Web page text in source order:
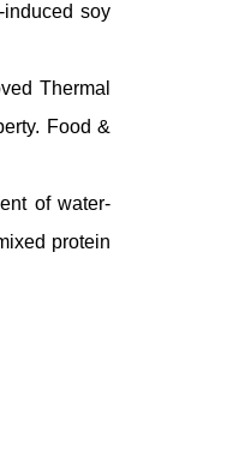
soy
Thermal
Food &
of water-
protein